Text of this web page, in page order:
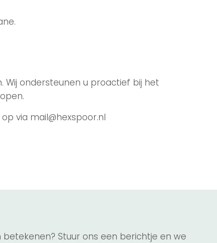
Wij ondersteunen u proactief bij het
via mail@hexspoor.nl
Stuur ons een berichtje en we